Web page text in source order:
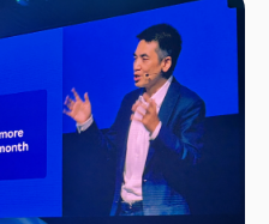
위워크의 임대계약 수정 행보로
망이 지배적이다. 이번 위워크
다.